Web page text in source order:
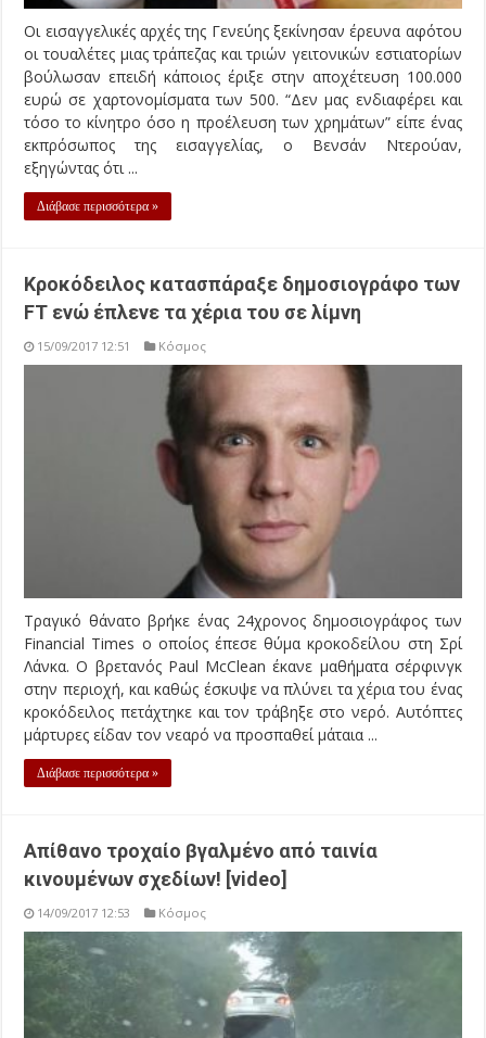
Οι εισαγγελικές αρχές της Γενεύης ξεκίνησαν έρευνα αφότου
οι τουαλέτες μιας τράπεζας και τριών γειτονικών εστιατορίων
βούλωσαν επειδή κάποιος έριξε στην αποχέτευση 100.000
ευρώ σε χαρτονομίσματα των 500. “Δεν μας ενδιαφέρει και
τόσο το κίνητρο όσο η προέλευση των χρημάτων” είπε ένας
εκπρόσωπος της εισαγγελίας, ο Βενσάν Ντερούαν,
εξηγώντας ότι ...
Διάβασε περισσότερα »
Κροκόδειλος κατασπάραξε δημοσιογράφο των
FT ενώ έπλενε τα χέρια του σε λίμνη
15/09/2017 12:51 Κόσμος
Τραγικό θάνατο βρήκε ένας 24χρονος δημοσιογράφος των
Financial Times ο οποίος έπεσε θύμα κροκοδείλου στη Σρί
Λάνκα. Ο βρετανός Paul McClean έκανε μαθήματα σέρφινγκ
στην περιοχή, και καθώς έσκυψε να πλύνει τα χέρια του ένας
κροκόδειλος πετάχτηκε και τον τράβηξε στο νερό. Αυτόπτες
μάρτυρες είδαν τον νεαρό να προσπαθεί μάταια ...
Διάβασε περισσότερα »
Απίθανο τροχαίο βγαλμένο από ταινία
κινουμένων σχεδίων! [video]
14/09/2017 12:53 Κόσμος